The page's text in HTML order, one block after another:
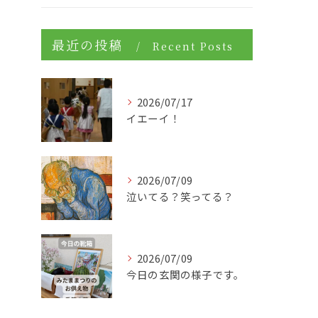
最近の投稿 Recent Posts
2026/07/17
イエーイ！
2026/07/09
泣いてる？笑ってる？
2026/07/09
今日の玄関の様子です。